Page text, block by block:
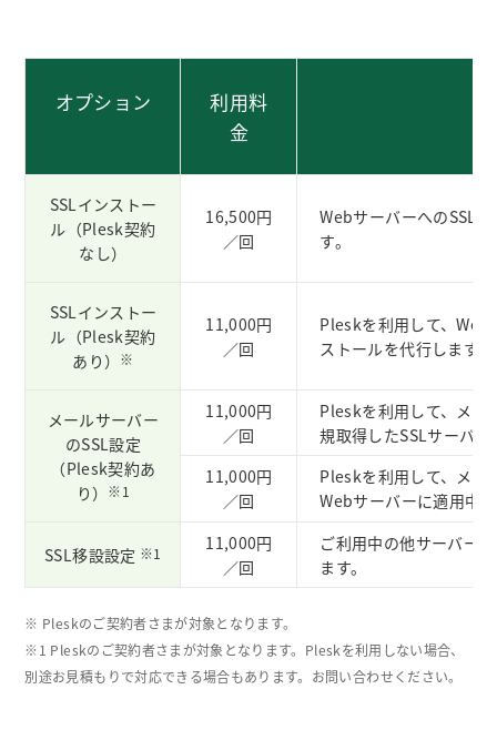
オプション
利用料
金
SSLインストー
ル（Plesk契約
なし）
16,500円
／回
WebサーバーへのSSL
す。
SSLインストー
ル（Plesk契約
あり） ※
11,000円
／回
Pleskを利用して、Web
ストールを代行します。
メールサーバー
のSSL設定
（Plesk契約あ
り） ※1
11,000円
／回
Pleskを利用して、メー
規取得したSSLサーバ
11,000円
／回
Pleskを利用して、メー
Webサーバーに適用中
SSL移設設定 ※1
11,000円
／回
ご利用中の他サーバー
ます。
※ Pleskのご契約者さまが対象となります。
※1 Pleskのご契約者さまが対象となります。Pleskを利用しない場合、
別途お見積もりで対応できる場合もあります。お問い合わせください。